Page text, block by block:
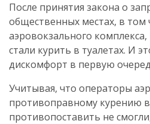
После принятия закона о
общественных местах, в том
аэровокзального
стали курить в туалетах. И
дискомфорт в первую
Учитывая, что операторы
противоправному курению в
противопоставить не